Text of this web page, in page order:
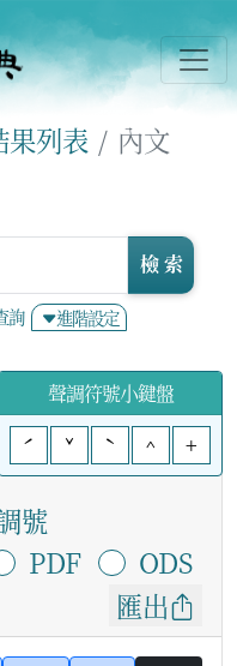
果列表 內文
詢 進階設定
檢 索
聲調符號小鍵盤
ˊ
ˇ ˋ ^ +
號
PDF
ODS
匯出